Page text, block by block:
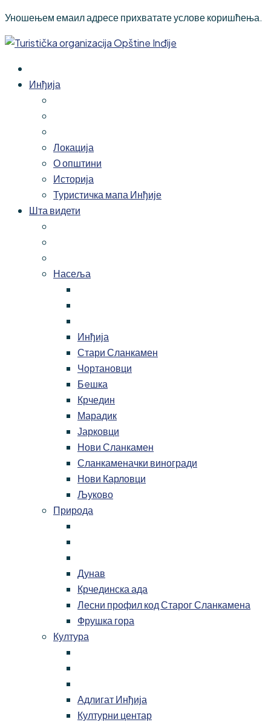
Уношењем емаил адресе прихватате услове коришћења.
Инђија
Локација
О општини
Историја
Туристичка мапа Инђије
Шта видети
Насеља
Инђија
Стари Сланкамен
Чортановци
Бeшка
Крчедин
Марадик
Јарковци
Нови Сланкамен
Сланкаменачки виногради
Нови Карловци
Љуково
Природа
Дунав
Крчединска ада
Лесни профил код Старог Сланкамена
Фрушка гора
Култура
Адлигат Инђија
Културни центар